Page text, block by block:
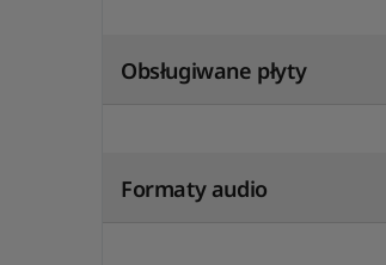
Obsługiwane płyty
Formaty audio